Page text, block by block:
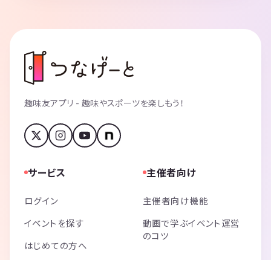
趣味友アプリ - 趣味やスポーツを楽しもう！
サービス
ログイン
イベントを探す
はじめての方へ
主催者向け
主催者向け機能
動画で学ぶイベント運営
のコツ